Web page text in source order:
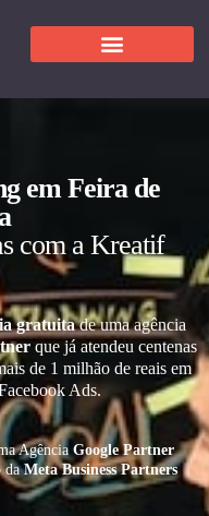
em Feira de
com a Kreatif
gratuitade uma agência
que já atendeu centenas
de 1 milhão de reais em
Ads.
AgênciaGoogle Partner
daMeta Business Partners